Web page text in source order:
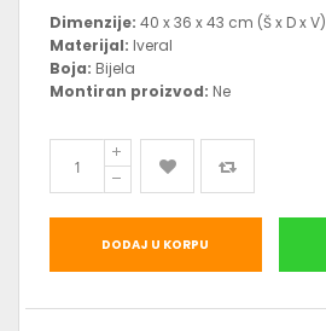
Dimenzije: 40 x 36 x 43 cm (Š x D x V)
Materijal: Iveral
Boja: Bijela
Montiran proizvod: Ne
DODAJ U KORPU